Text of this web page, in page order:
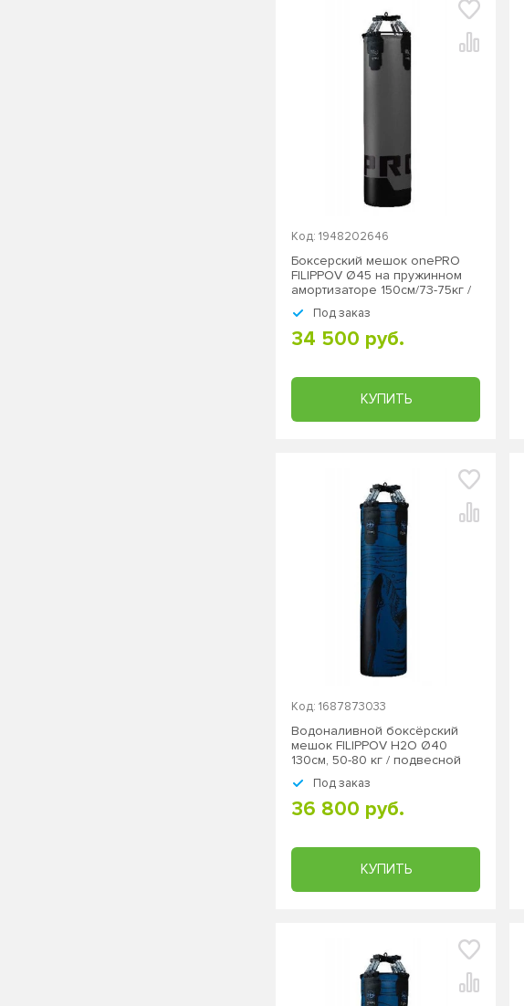
Код: 1948202646
Боксерский мешок onePRO
FILIPPOV Ø45 на пружинном
амортизаторе 150см/73-75кг /
Под заказ
34 500 руб.
КУПИТЬ
Код: 1687873033
Водоналивной боксёрский
мешок FILIPPOV H2O Ø40
130см, 50-80 кг / подвесной
Под заказ
36 800 руб.
КУПИТЬ